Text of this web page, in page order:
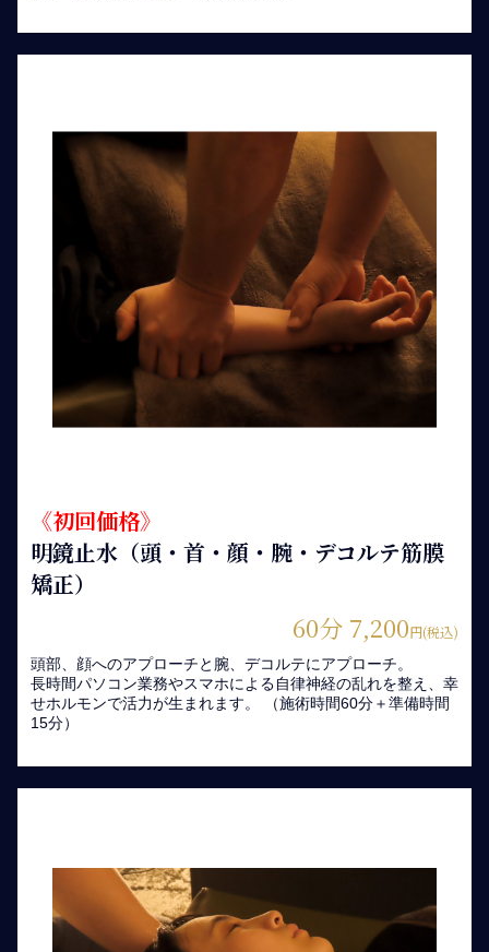
《初回価格》
明鏡止水（頭・首・顔・腕・デコルテ筋膜
矯正）
60分 7,200円(税込)
頭部、顔へのアプローチと腕、デコルテにアプローチ。
長時間パソコン業務やスマホによる自律神経の乱れを整え、幸
せホルモンで活力が生まれます。 （施術時間60分＋準備時間
15分）